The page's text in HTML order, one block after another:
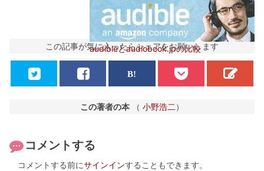
audibleとaudiobook.jpの比較
この記事が気に入ったらシェアをお願いします
この著者の本 （ 小野浩二）
コメントする
コメントする前にサインインすることもできます。